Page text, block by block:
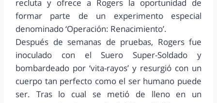
recluta y ofrece a Rogers la oportunidad de
formar parte de un experimento especial
denominado ‘Operación: Renacimiento’.
Después de semanas de pruebas, Rogers fue
inoculado con el Suero Super-Soldado y
bombardeado por ‘vita-rayos’ y resurgió con un
cuerpo tan perfecto como el ser humano puede
ser. Tras lo cual se metió de lleno en un